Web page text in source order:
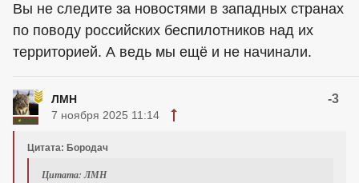
Вы не следите за новостями в западных странах
по поводу российских беспилотников над их
территорией. А ведь мы ещё и не начинали.
ЛМН -3
7 ноября 2025 11:14
Цитата: Бородач
Цитата: ЛМН